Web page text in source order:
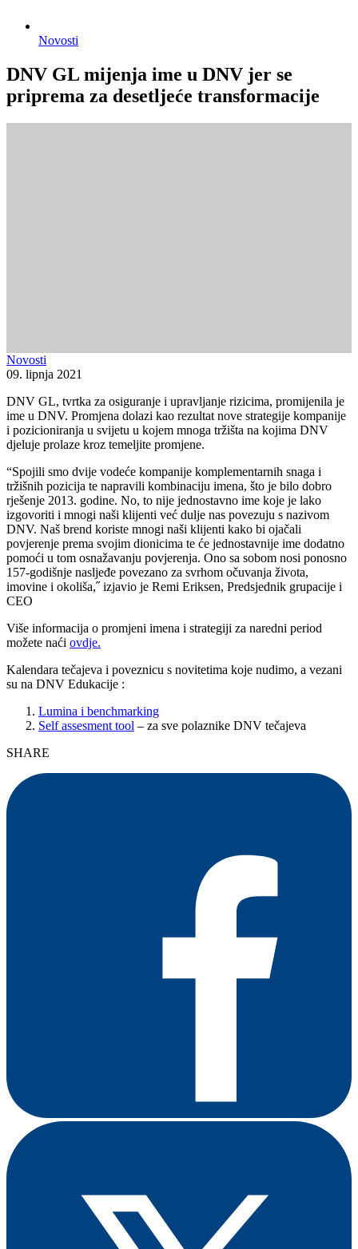
Novosti
DNV GL mijenja ime u DNV jer se
priprema za desetljeće transformacije
Novosti
09. lipnja 2021
DNV GL, tvrtka za osiguranje i upravljanje rizicima, promijenila je
ime u DNV. Promjena dolazi kao rezultat nove strategije kompanije
i pozicioniranja u svijetu u kojem mnoga tržišta na kojima DNV
djeluje prolaze kroz temeljite promjene.
“Spojili smo dvije vodeće kompanije komplementarnih snaga i
tržišnih pozicija te napravili kombinaciju imena, što je bilo dobro
rješenje 2013. godine. No, to nije jednostavno ime koje je lako
izgovoriti i mnogi naši klijenti već dulje nas povezuju s nazivom
DNV. Naš brend koriste mnogi naši klijenti kako bi ojačali
povjerenje prema svojim dionicima te će jednostavnije ime dodatno
pomoći u tom osnažavanju povjerenja. Ono sa sobom nosi ponosno
157-godišnje nasljeđe povezano za svrhom očuvanja života,
imovine i okoliša,˝ izjavio je Remi Eriksen, Predsjednik grupacije i
CEO
Više informacija o promjeni imena i strategiji za naredni period
možete naći ovdje.
Kalendara tečajeva i poveznicu s novitetima koje nudimo, a vezani
su na DNV Edukacije :
Lumina i benchmarking
Self assesment tool – za sve polaznike DNV tečajeva
SHARE